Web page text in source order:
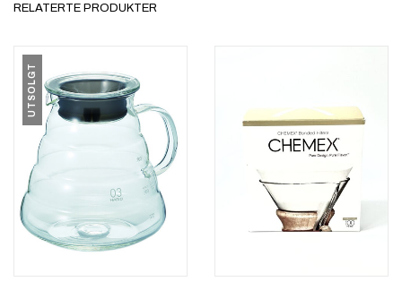
RELATERTE PRODUKTER
UTSOLGT